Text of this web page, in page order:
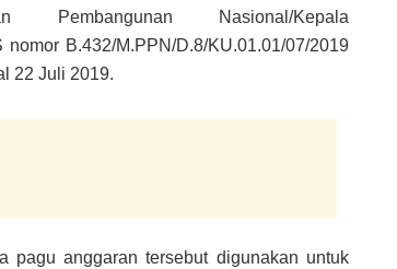
Pembangunan Nasional/Kepala
nomor B.432/M.PPN/D.8/KU.01.01/07/2019
22 Juli 2019.
pagu anggaran tersebut digunakan untuk